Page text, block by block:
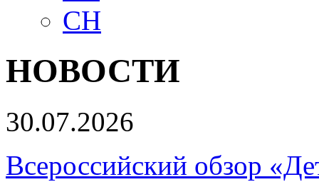
CH
НОВОСТИ
30.07.2026
Всероссийский обзор